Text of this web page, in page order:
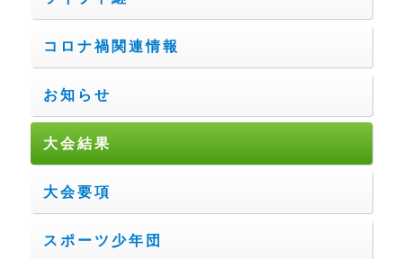
コロナ禍関連情報
お知らせ
大会結果
大会要項
スポーツ少年団